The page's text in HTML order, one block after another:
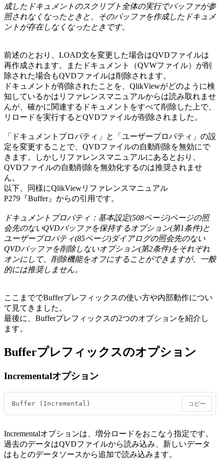
成したドキュメントのスクリプト全体の実行でバッファが参
照されなくなったときと、そのバッファを作成したドキュメ
ントが存在しなくなったときです。
前述のとおり、LOAD文を変更した場合はQVDファイルは
再作成されます。またドキュメント（QVWファイル）が削
除された場合もQVDファイルは削除されます。
ドキュメントが削除されたことを、QlikViewがどのように検
知しているかはリファレンスマニュアルからは読み取れませ
んが、確かに関連するドキュメントをすべて削除した上で、
リロードを実行するとQVDファイルが削除されました。
「ドキュメントプロパティ」と「ユーザープロパティ」の設
定を変更することで、QVDファイルの自動削除を無効にで
きます。しかしリファレンスマニュアルにあるとおり、
QVDファイルの自動削除を無効化するのは推奨されませ
ん。
以下、同様にQlikViewリファレンスマニュアル
P279『Buffer』からの引用です。
ドキュメントプロパティ：基本設定(508ページ)ページの照
会先のないQVDバッファを保持するオプション(第1条件)と
ユーザープロパティ(85ページ)ダイアログの照会先のない
QVDバッファを削除しないオプション(第2条件)をそれぞれ
オンにして、削除機能をオフにすることができますが、一般
的には推奨しません。
ここまででBufferプレフィックスの使い方や内部動作につい
て見てきました。
最後に、Bufferプレフィックスの2つのオプションを紹介し
ます。
Bufferプレフィックスのオプション
Incrementalオプション
Buffer (Incremental) コピー
Incrementalオプションは、増分ロードをおこなう指定です。
過去のデータはQVDファイルから読み込み、新しいデータ
はもとのデータソースから追加で読み込みます。